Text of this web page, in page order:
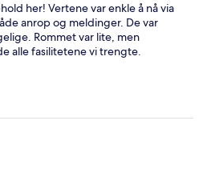
her! Vertene var enkle å nå via
anrop og meldinger. De var
Rommet var lite, men
alle fasilitetene vi trengte.